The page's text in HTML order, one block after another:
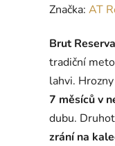
hodnocení
je
0,0
z
5
hvězdiček.
Značka: AT
Brut Reserva
tradiční
lahvi.
7 měsíců v
dubu.
zrání na